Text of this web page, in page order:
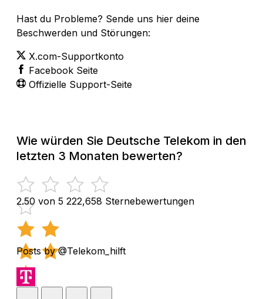
Hast du Probleme? Sende uns hier deine
Beschwerden und Störungen:
X.com-Supportkonto
Facebook Seite
Offizielle Support-Seite
Wie würden Sie Deutsche Telekom in den
letzten 3 Monaten bewerten?
2.50 von 5 222,658 Sternebewertungen
Posts by @Telekom_hilft